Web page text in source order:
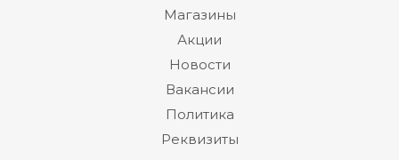
Магазины
Акции
Новости
Вакансии
Политика
Реквизиты